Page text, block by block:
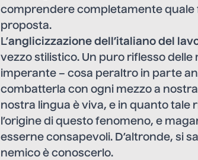
comprendere completamente quale
proposta.
L’anglicizzazione dell’italiano del
vezzo stilistico. Un puro riflesso
imperante – cosa peraltro in parte
combatterla con ogni mezzo a
nostra lingua è viva, e in quanto tale
l’origine di questo fenomeno, e
esserne consapevoli. D’altronde, si
nemico è conoscerlo.